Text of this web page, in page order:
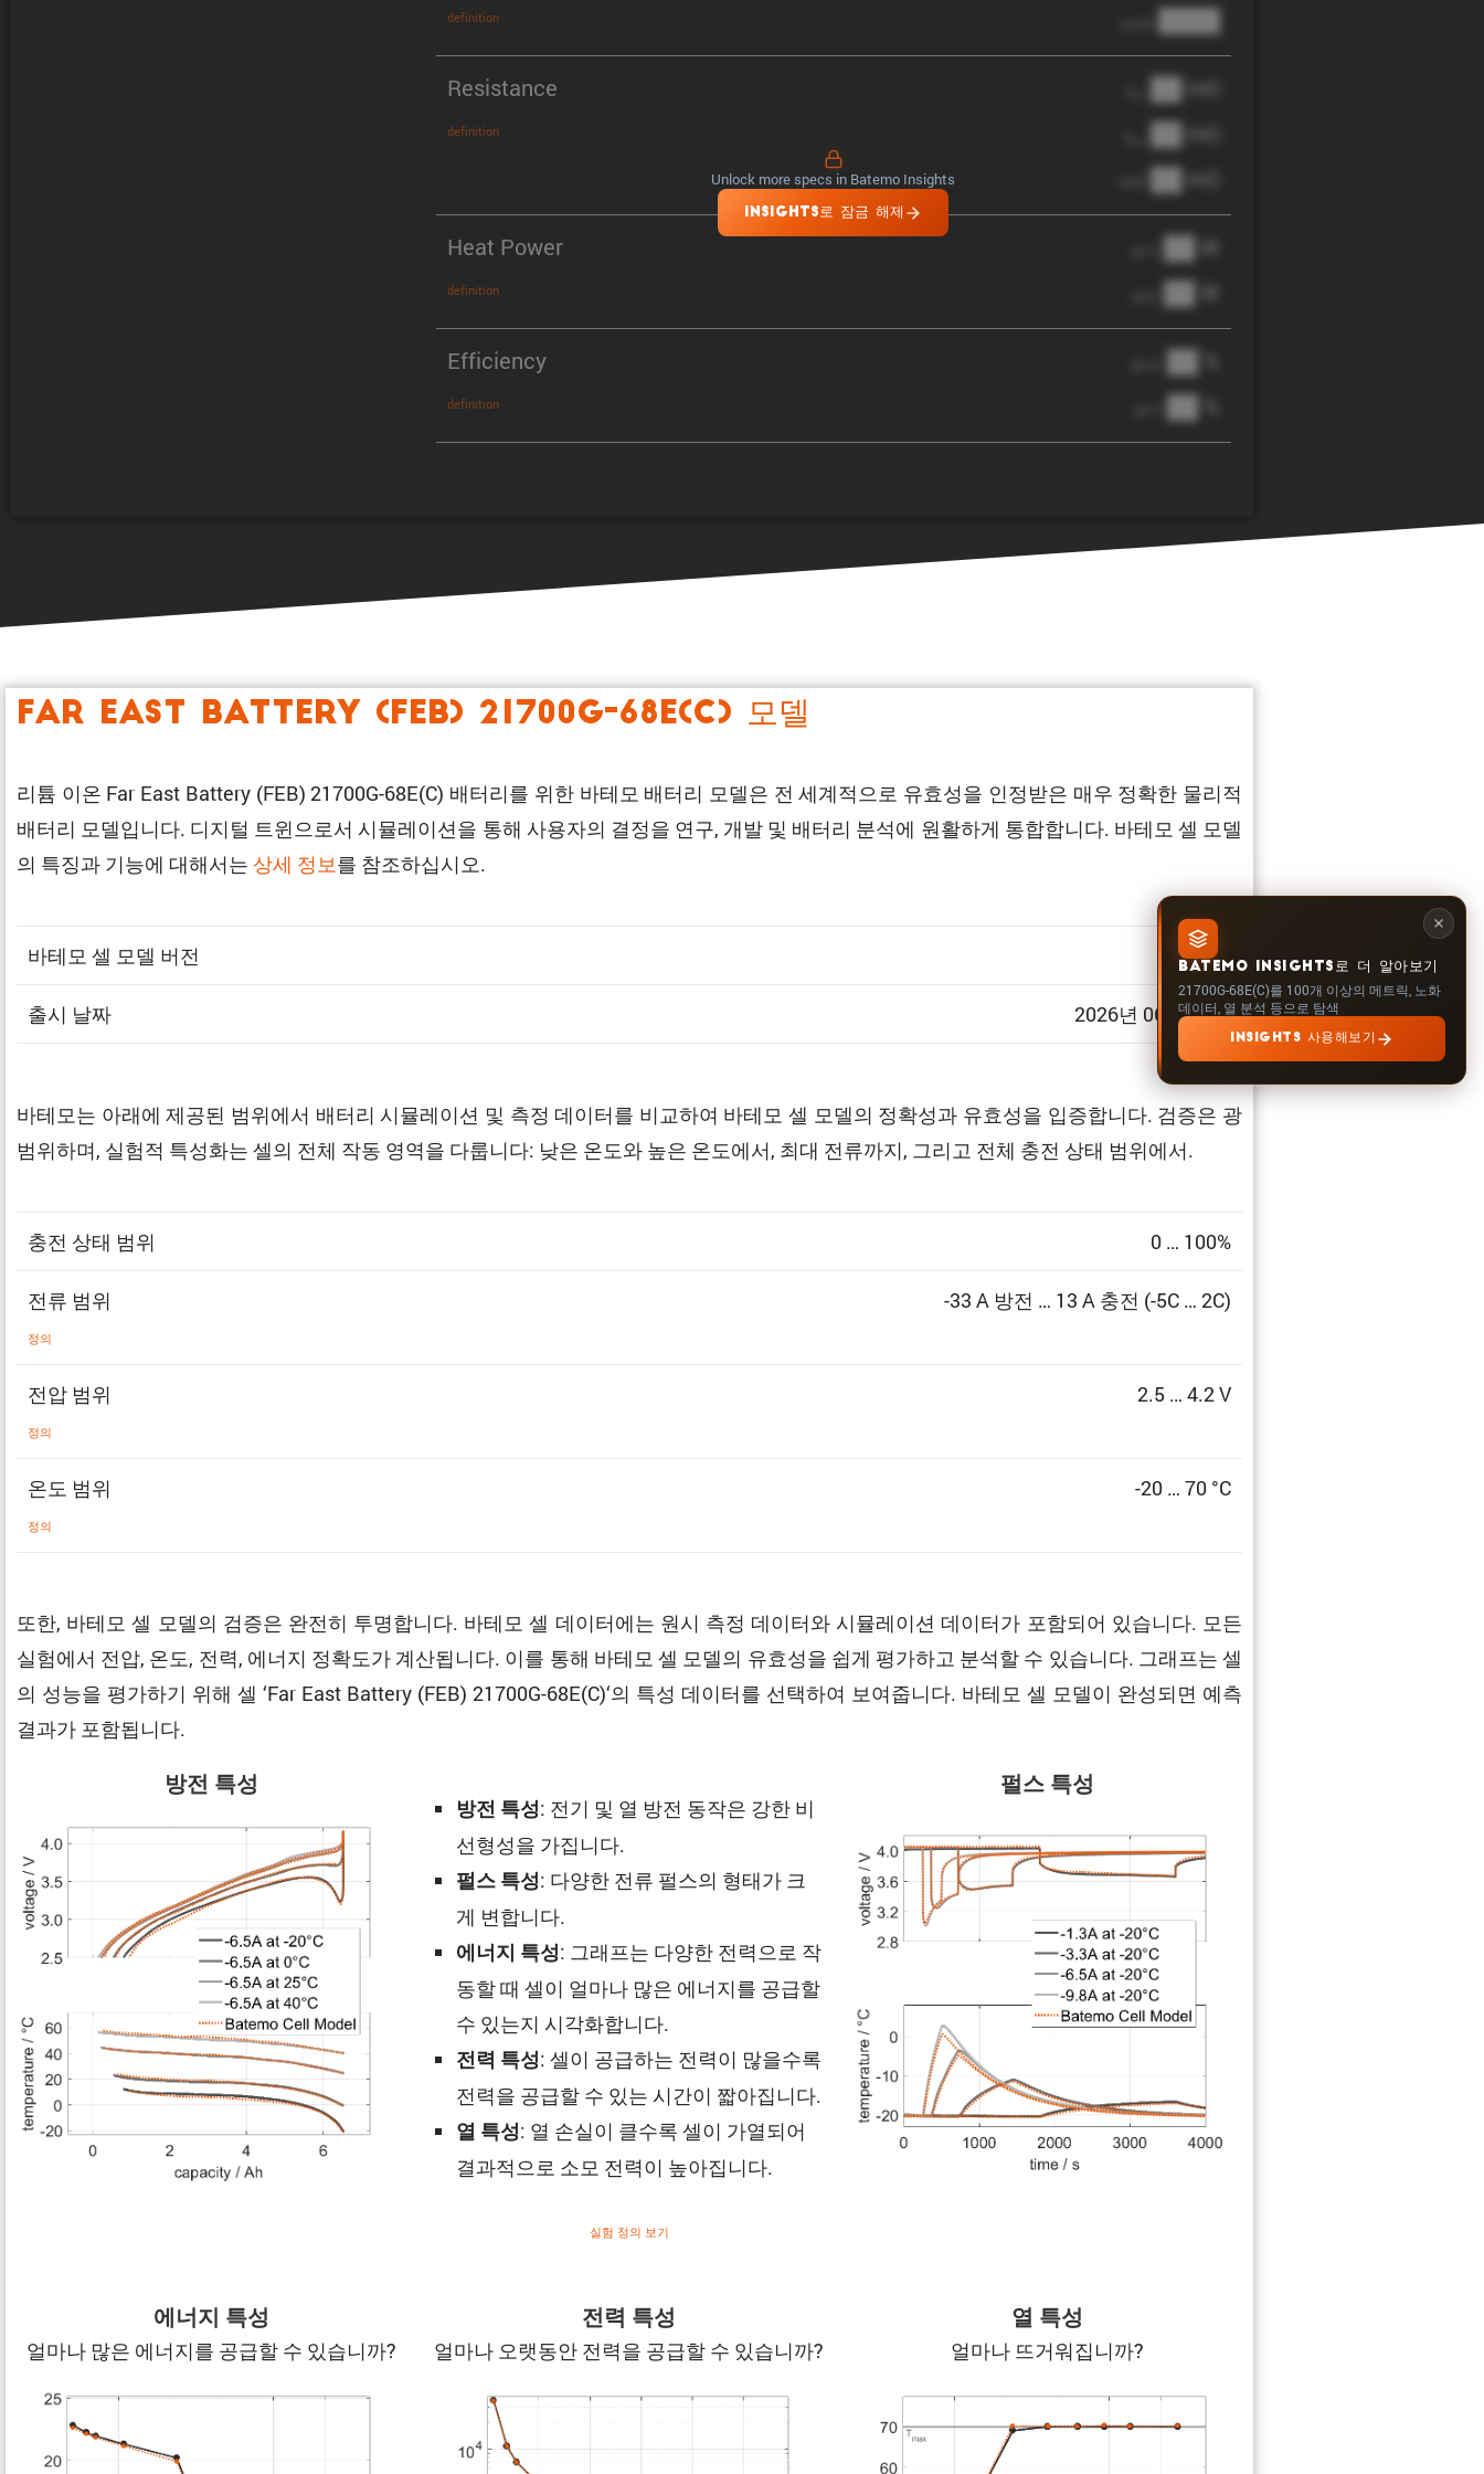
definition ████
Resistance
definition
██ mΩ
██ mΩ
██ mΩ
Heat Power
definition
██ W
██ W
Efficiency
definition
██ %
██ %
Unlock more specs in Batemo Insights
INSIGHTS로 잠금 해제
BATEMO INSIGHTS로 더 알아보기
21700G-68E(C)를 100개 이상의 메트릭, 노화
데이터, 열 분석 등으로 탐색
INSIGHTS 사용해보기
Far East Battery (FEB) 21700G-68E(C) 모델
리튬 이온 Far East Battery (FEB) 21700G-68E(C) 배터리를 위한 바테모 배터리 모델은 전 세계적으로 유효성을 인정받은 매우 정확한 물리적
배터리 모델입니다. 디지털 트윈으로서 시뮬레이션을 통해 사용자의 결정을 연구, 개발 및 배터리 분석에 원활하게 통합합니다. 바테모 셀 모델
의 특징과 기능에 대해서는 상세 정보를 참조하십시오.
바테모 셀 모델 버전 1.513
출시 날짜 2026년 06월 30일
바테모는 아래에 제공된 범위에서 배터리 시뮬레이션 및 측정 데이터를 비교하여 바테모 셀 모델의 정확성과 유효성을 입증합니다. 검증은 광
범위하며, 실험적 특성화는 셀의 전체 작동 영역을 다룹니다: 낮은 온도와 높은 온도에서, 최대 전류까지, 그리고 전체 충전 상태 범위에서.
충전 상태 범위 0 … 100%
전류 범위
정의
-33 A 방전 … 13 A 충전 (-5C … 2C)
전압 범위
정의
2.5 … 4.2 V
온도 범위
정의
-20 … 70 °C
또한, 바테모 셀 모델의 검증은 완전히 투명합니다. 바테모 셀 데이터에는 원시 측정 데이터와 시뮬레이션 데이터가 포함되어 있습니다. 모든
실험에서 전압, 온도, 전력, 에너지 정확도가 계산됩니다. 이를 통해 바테모 셀 모델의 유효성을 쉽게 평가하고 분석할 수 있습니다. 그래프는 셀
의 성능을 평가하기 위해 셀 ‘Far East Battery (FEB) 21700G-68E(C)‘의 특성 데이터를 선택하여 보여줍니다. 바테모 셀 모델이 완성되면 예측
결과가 포함됩니다.
방전 특성
방전 특성: 전기 및 열 방전 동작은 강한 비
선형성을 가집니다.
펄스 특성: 다양한 전류 펄스의 형태가 크
게 변합니다.
에너지 특성: 그래프는 다양한 전력으로 작
동할 때 셀이 얼마나 많은 에너지를 공급할
수 있는지 시각화합니다.
전력 특성: 셀이 공급하는 전력이 많을수록
전력을 공급할 수 있는 시간이 짧아집니다.
열 특성: 열 손실이 클수록 셀이 가열되어
결과적으로 소모 전력이 높아집니다.
펄스 특성
실험 정의 보기
에너지 특성
얼마나 많은 에너지를 공급할 수 있습니까?
전력 특성
얼마나 오랫동안 전력을 공급할 수 있습니까?
열 특성
얼마나 뜨거워집니까?